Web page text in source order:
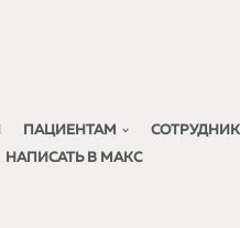
ПАЦИЕНТАМ
НАПИСАТЬ В МАКС